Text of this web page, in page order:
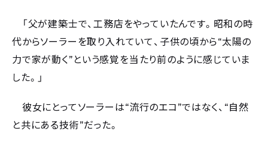
「父が建築士で、工務店をやっていたんです。昭和の時
代からソーラーを取り入れていて、子供の頃から“太陽の
力で家が動く”という感覚を当たり前のように感じていま
した。」
彼女にとってソーラーは“流行のエコ”ではなく、 “自然
と共にある技術”だった。